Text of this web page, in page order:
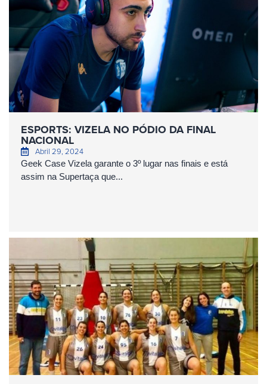
ESPORTS: VIZELA NO PÓDIO DA FINAL
NACIONAL
Abril 29, 2024
Geek Case Vizela garante o 3º lugar nas finais e está
assim na Supertaça que...